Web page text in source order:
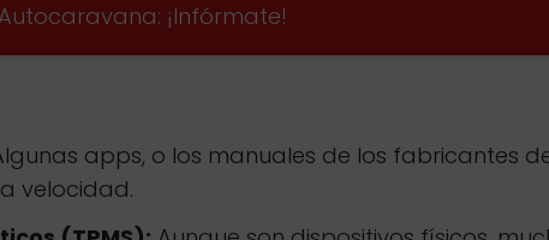
¡Infórmate!
apps, o los manuales de los fabricantes
velocidad.